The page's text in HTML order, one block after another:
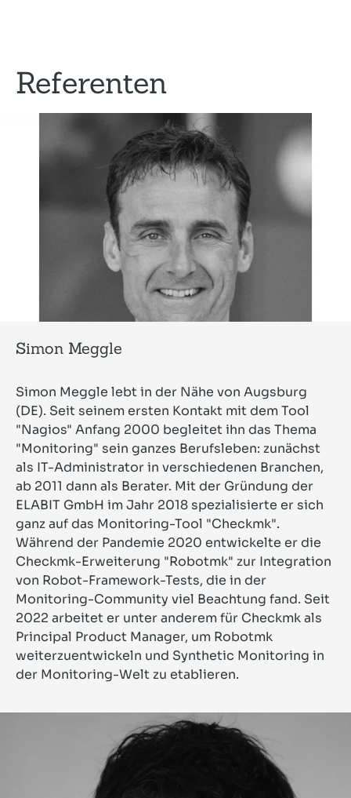
Referenten
Simon Meggle
Simon Meggle lebt in der Nähe von Augsburg
(DE). Seit seinem ersten Kontakt mit dem Tool
"Nagios" Anfang 2000 begleitet ihn das Thema
"Monitoring" sein ganzes Berufsleben: zunächst
als IT-Administrator in verschiedenen Branchen,
ab 2011 dann als Berater. Mit der Gründung der
ELABIT GmbH im Jahr 2018 spezialisierte er sich
ganz auf das Monitoring-Tool "Checkmk".
Während der Pandemie 2020 entwickelte er die
Checkmk-Erweiterung "Robotmk" zur Integration
von Robot-Framework-Tests, die in der
Monitoring-Community viel Beachtung fand. Seit
2022 arbeitet er unter anderem für Checkmk als
Principal Product Manager, um Robotmk
weiterzuentwickeln und Synthetic Monitoring in
der Monitoring-Welt zu etablieren.